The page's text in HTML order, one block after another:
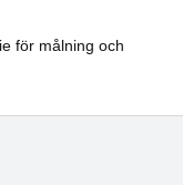
för målning och